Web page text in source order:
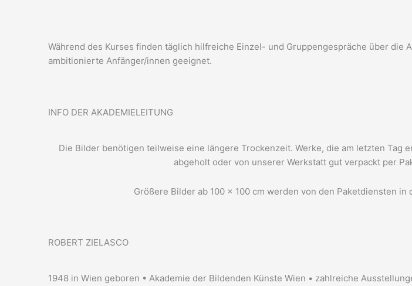
Während des Kurses finden täglich hilfreiche Einzel- und Gruppengespräche über
ambitionierte Anfänger/innen geeignet.
INFO DER AKADEMIELEITUNG
Die Bilder benötigen teilweise eine längere Trockenzeit. Werke, die am letzten
abgeholt oder von unserer Werkstatt gut verpackt per
Größere Bilder ab 100 x 100 cm werden von den Paketdiensten
ROBERT ZIELASCO
1948 in Wien geboren • Akademie der Bildenden Künste Wien • zahlreiche